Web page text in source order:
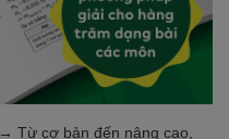
→ Từ cơ bản đến nâng cao,